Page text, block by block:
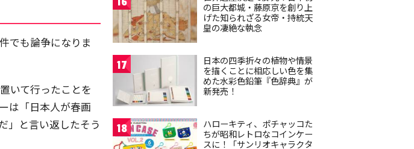
でも論争になりま
いて行ったことを
は「日本人が春画
」と言い返したそう
の巨大都城・藤原京を創り上
げた知られざる女帝・持統天
皇の凄絶な執念
17
日本の四季折々の植物や情景
を描くことに相応しい色を集
めた水彩色鉛筆『色辞典』が
新発売！
18
ハローキティ、ポチャッコた
ちが昭和レトロなコインケー
スに！「サンリオキャラクタ